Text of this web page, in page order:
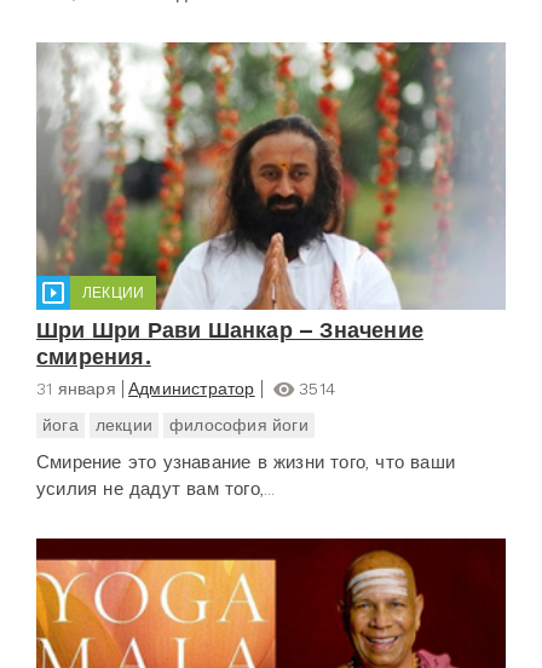
ЛЕКЦИИ
Шри Шри Рави Шанкар – Значение
смирения.
31 января Администратор
3514
йога
лекции философия йоги
Смирение это узнавание в жизни того, что ваши
усилия не дадут вам того,...